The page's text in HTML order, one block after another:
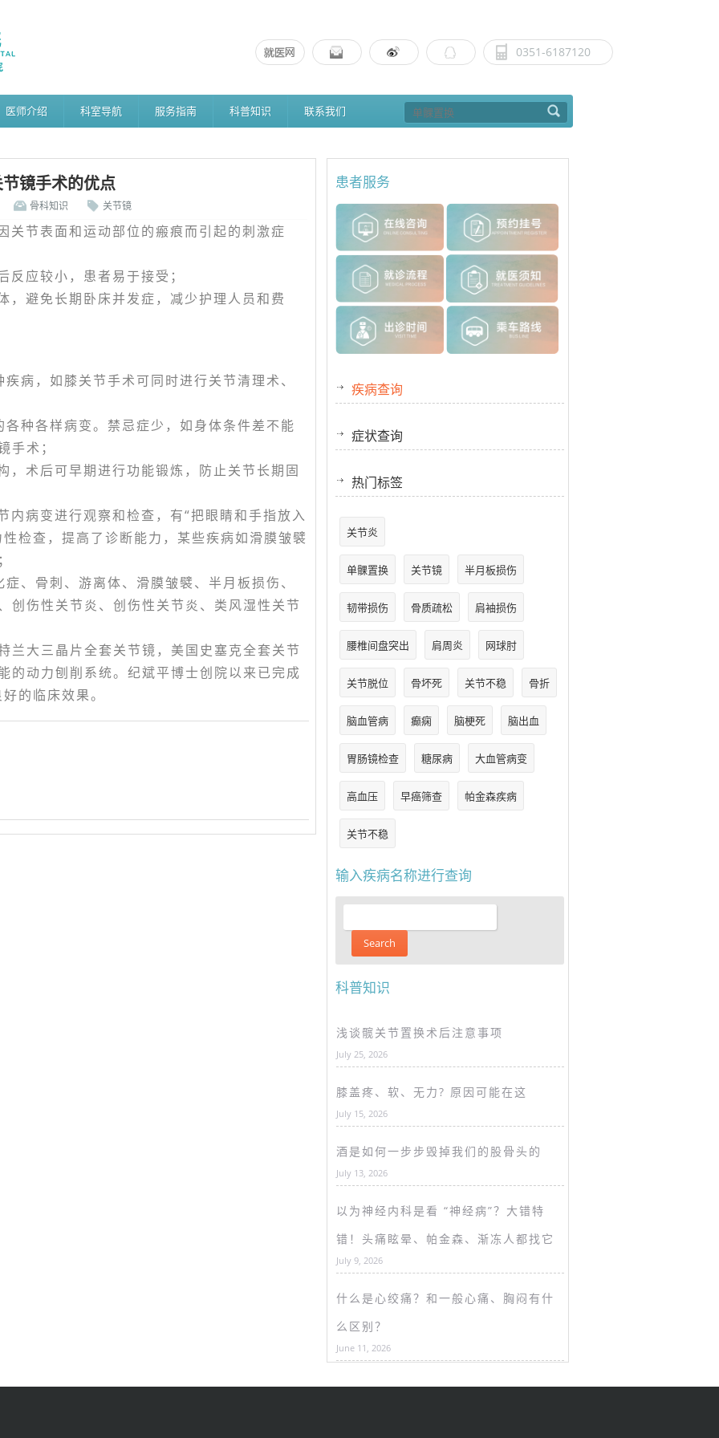
0351-6187120
医师介绍 科室导航 服务指南 科普知识 联系我们
镜手术的优点
骨科知识 关节镜
关节表面和运动部位的瘢痕而引起的刺激症
应较小，患者易于接受；
，避免长期卧床并发症，减少护理人员和费
病，如膝关节手术可同时进行关节清理术、
种各样病变。禁忌症少，如身体条件差不能
手术；
，术后可早期进行功能锻炼，防止关节长期固
内病变进行观察和检查，有“把眼睛和手指放入
检查，提高了诊断能力，某些疾病如滑膜皱襞
、骨刺、游离体、滑膜皱襞、半月板损伤、
创伤性关节炎、创伤性关节炎、类风湿性关节
兰大三晶片全套关节镜，美国史塞克全套关节
的动力刨削系统。纪斌平博士创院以来已完成
的临床效果。
患者服务
疾病查询
症状查询
热门标签
关节炎
单髁置换 关节镜 半月板损伤
韧带损伤 骨质疏松 肩袖损伤
腰椎间盘突出 肩周炎 网球肘
关节脱位 骨坏死 关节不稳 骨折
脑血管病 癫痫 脑梗死 脑出血
胃肠镜检查 糖尿病 大血管病变
高血压 早癌筛查 帕金森疾病
关节不稳
输入疾病名称进行查询
科普知识
浅谈髋关节置换术后注意事项
July 25, 2026
膝盖疼、软、无力? 原因可能在这
July 15, 2026
酒是如何一步步毁掉我们的股骨头的
July 13, 2026
以为神经内科是看 “神经病”？大错特
错！头痛眩晕、帕金森、渐冻人都找它
July 9, 2026
什么是心绞痛？和一般心痛、胸闷有什
么区别？
June 11, 2026